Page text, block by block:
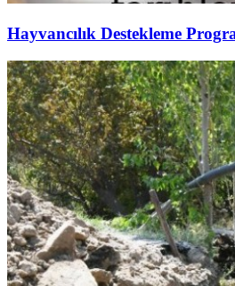
Hayvancılık Destekleme